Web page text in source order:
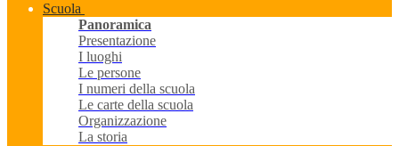
Scuola
Panoramica
Presentazione
I luoghi
Le persone
I numeri della scuola
Le carte della scuola
Organizzazione
La storia